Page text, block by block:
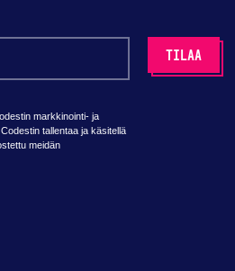
markkinointi- ja
tallentaa ja käsitellä
meidän